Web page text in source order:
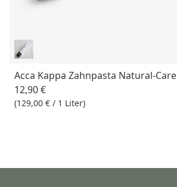
Acca Kappa Zahnpasta Natural-Care
12,90 €
(129,00 € / 1 Liter)